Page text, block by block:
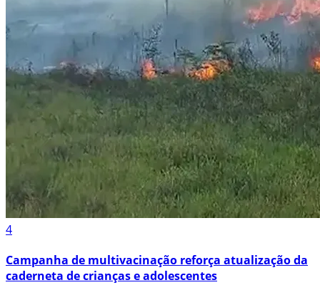
4
Campanha de multivacinação reforça atualização da
caderneta de crianças e adolescentes